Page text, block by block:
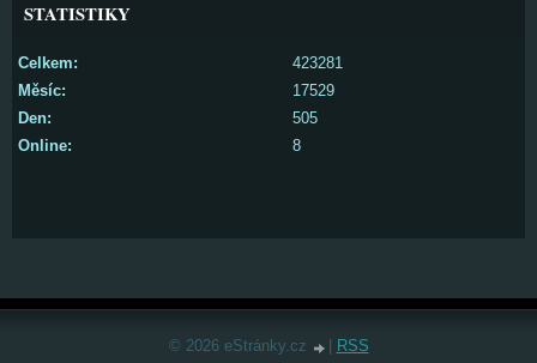
STATISTIKY
Online: 8
Celkem:
423281
Měsíc:
17529
Den:
505
© 2026 eStránky.cz RSS